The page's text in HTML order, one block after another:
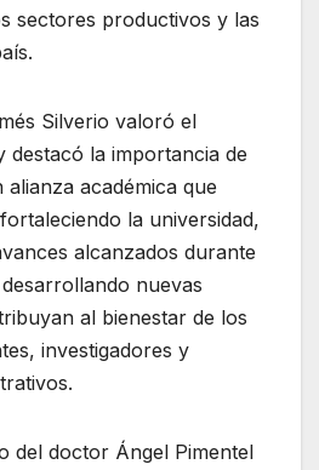
sectores productivos y las
Silverio valoró el
destacó la importancia de
académica que
la universidad,
alcanzados durante
nuevas
al bienestar de los
investigadores y
del doctor Ángel Pimentel